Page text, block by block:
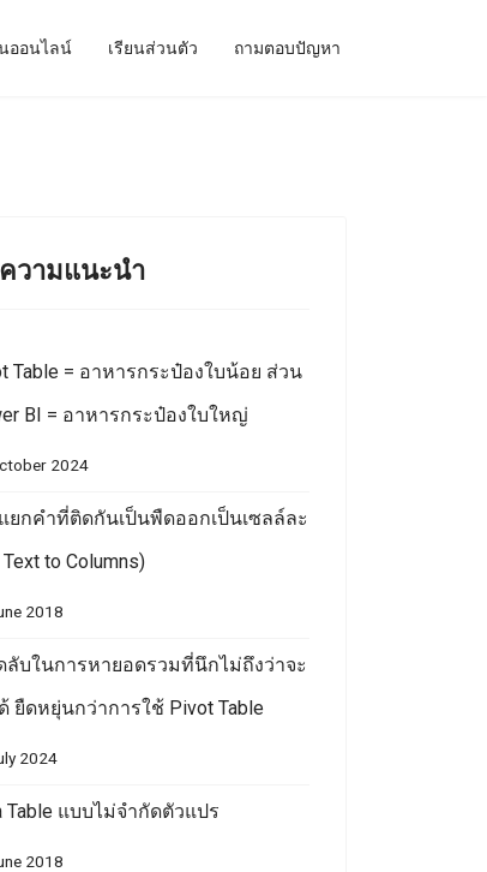
ออนไลน์ เรียนส่วนตัว ถามตอบปัญหา
วามแนะนำ
Table = อาหารกระป๋องใบน้อย ส่วน
BI = อาหารกระป๋องใบใหญ่
2024
ยกคำที่ติดกันเป็นพืดออกเป็นเซลล์ละ
to Columns)
2018
ลับในการหายอดรวมที่นึกไม่ถึงว่าจะ
ยืดหยุ่นกว่าการใช้ Pivot Table
2024
Table แบบไม่จำกัดตัวแปร
2018